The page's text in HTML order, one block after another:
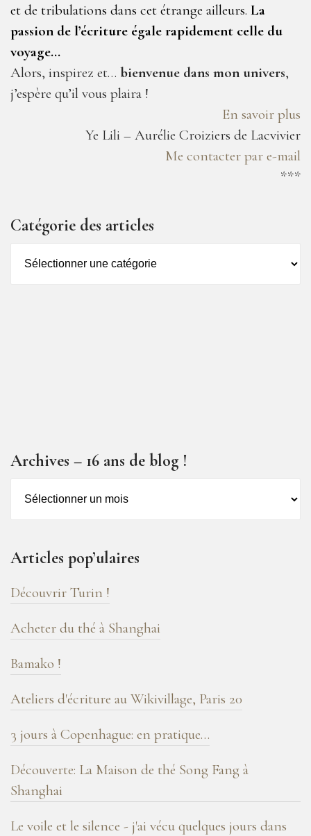
et de tribulations dans cet étrange ailleurs. La
passion de l’écriture égale rapidement celle du
voyage…
Alors, inspirez et… bienvenue dans mon univers,
j’espère qu’il vous plaira !
En savoir plus
Ye Lili – Aurélie Croiziers de Lacvivier
Me contacter par e-mail
***
Catégorie des articles
des
Archives – 16 ans de blog !
de
blog
!
Articles pop’ulaires
Découvrir Turin !
Acheter du thé à Shanghai
Bamako !
Ateliers d'écriture au Wikivillage, Paris 20
3 jours à Copenhague: en pratique…
Découverte: La Maison de thé Song Fang à
Shanghai
Le voile et le silence - j'ai vécu quelques jours dans